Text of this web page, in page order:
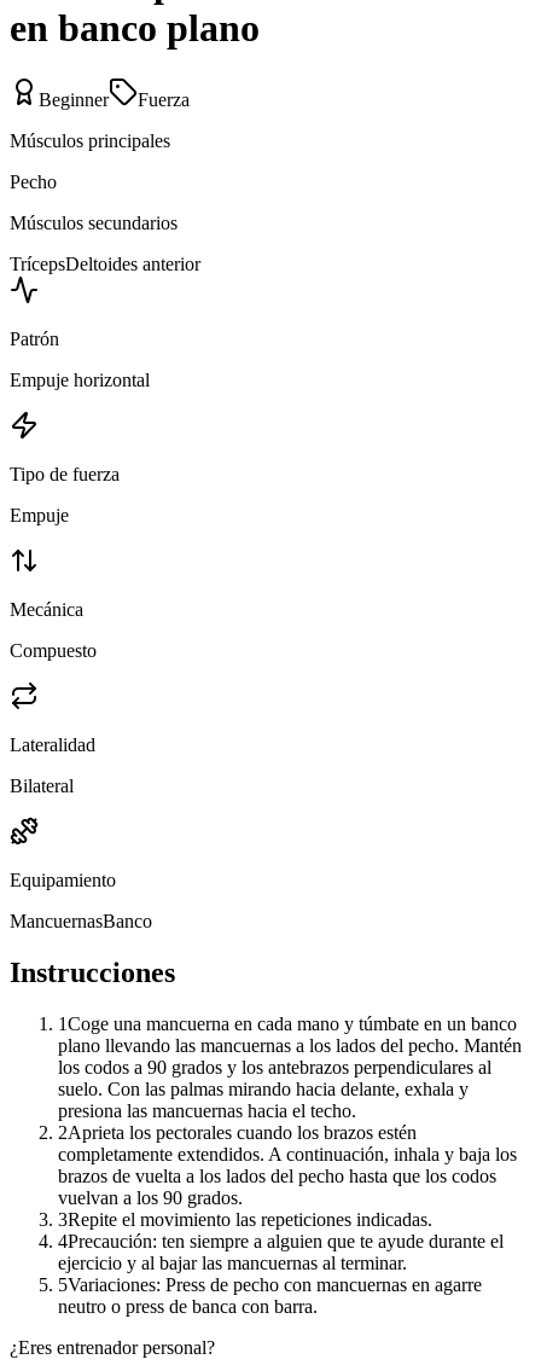
en banco plano
Beginner
Fuerza
Músculos principales
Pecho
Músculos secundarios
TrícepsDeltoides anterior
Patrón
Empuje horizontal
Tipo de fuerza
Empuje
Mecánica
Compuesto
Lateralidad
Bilateral
Equipamiento
MancuernasBanco
Instrucciones
1Coge una mancuerna en cada mano y túmbate en un banco
plano llevando las mancuernas a los lados del pecho. Mantén
los codos a 90 grados y los antebrazos perpendiculares al
suelo. Con las palmas mirando hacia delante, exhala y
presiona las mancuernas hacia el techo.
2Aprieta los pectorales cuando los brazos estén
completamente extendidos. A continuación, inhala y baja los
brazos de vuelta a los lados del pecho hasta que los codos
vuelvan a los 90 grados.
3Repite el movimiento las repeticiones indicadas.
4Precaución: ten siempre a alguien que te ayude durante el
ejercicio y al bajar las mancuernas al terminar.
5Variaciones: Press de pecho con mancuernas en agarre
neutro o press de banca con barra.
¿Eres entrenador personal?